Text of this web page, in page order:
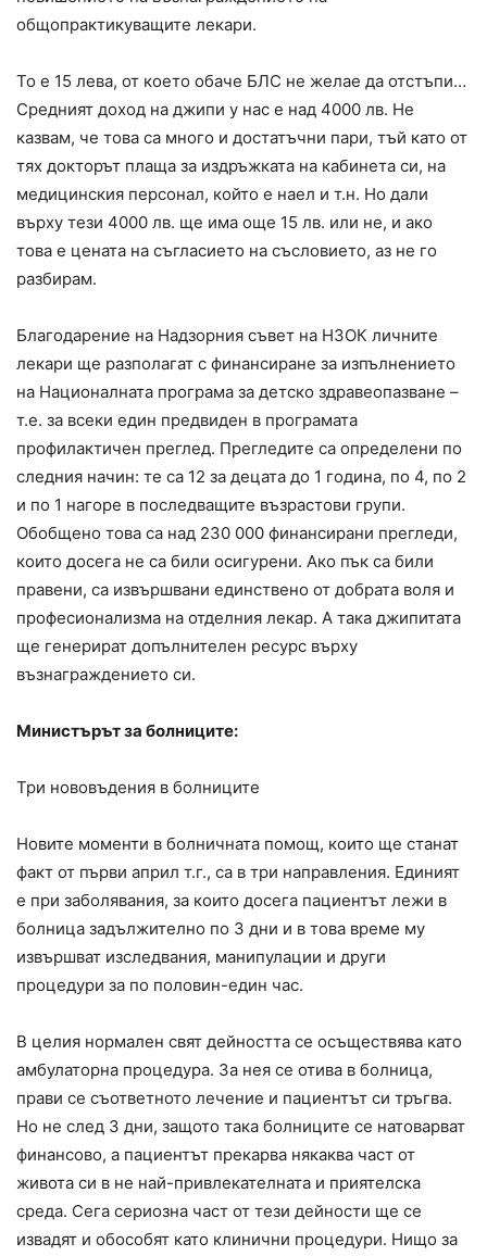
общопрактикуващите лекари.
То е 15 лева, от което обаче БЛС не желае да отстъпи…
Средният доход на джипи у нас е над 4000 лв. Не
казвам, че това са много и достатъчни пари, тъй като от
тях докторът плаща за издръжката на кабинета си, на
медицинския персонал, който е наел и т.н. Но дали
върху тези 4000 лв. ще има още 15 лв. или не, и ако
това е цената на съгласието на съсловието, аз не го
разбирам.
Благодарение на Надзорния съвет на НЗОК личните
лекари ще разполагат с финансиране за изпълнението
на Националната програма за детско здравеопазване –
т.е. за всеки един предвиден в програмата
профилактичен преглед. Прегледите са определени по
следния начин: те са 12 за децата до 1 година, по 4, по 2
и по 1 нагоре в последващите възрастови групи.
Обобщено това са над 230 000 финансирани прегледи,
които досега не са били осигурени. Ако пък са били
правени, са извършвани единствено от добрата воля и
професионализма на отделния лекар. А така джипитата
ще генерират допълнителен ресурс върху
възнаграждението си.
Министърът за болниците:
Три нововъдения в болниците
Новите моменти в болничната помощ, които ще станат
факт от първи април т.г., са в три направления. Единият
е при заболявания, за които досега пациентът лежи в
болница задължително по 3 дни и в това време му
извършват изследвания, манипулации и други
процедури за по половин-един час.
В целия нормален свят дейността се осъществява като
амбулаторна процедура. За нея се отива в болница,
прави се съответното лечение и пациентът си тръгва.
Но не след 3 дни, защото така болниците се натоварват
финансово, а пациентът прекарва някаква част от
живота си в не най-привлекателната и приятелска
среда. Сега сериозна част от тези дейности ще се
извадят и обособят като клинични процедури. Нищо за